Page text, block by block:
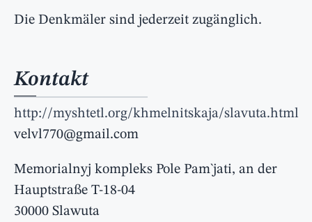
Die Denkmäler sind jederzeit zugänglich.
Kontakt
http://myshtetl.org/khmelnitskaja/slavuta.html
velvl770@gmail.com
Memorialnyj kompleks Pole Pam`jati, an der
Hauptstraße T-18-04
30000 Slawuta